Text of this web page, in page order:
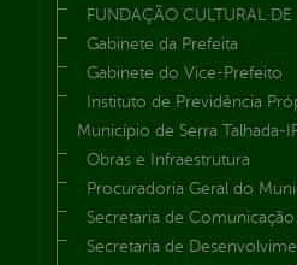
FUNDAÇÃO CULTURAL DE
Gabinete da Prefeita
Gabinete do Vice-Prefeito
Instituto de Previdência
Município de Serra Talhada-
Obras e Infraestrutura
Procuradoria Geral do
Secretaria de
Secretaria de